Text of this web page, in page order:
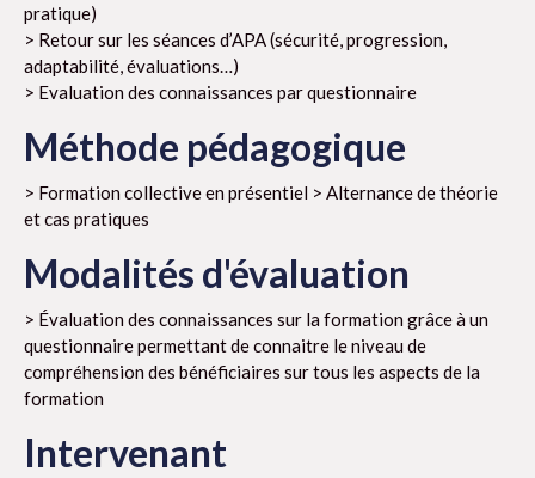
pratique)
> Retour sur les séances d’APA (sécurité, progression,
adaptabilité, évaluations…)
> Evaluation des connaissances par questionnaire
Méthode pédagogique
> Formation collective en présentiel > Alternance de théorie
et cas pratiques
Modalités d'évaluation
> Évaluation des connaissances sur la formation grâce à un
questionnaire permettant de connaitre le niveau de
compréhension des bénéficiaires sur tous les aspects de la
formation
Intervenant